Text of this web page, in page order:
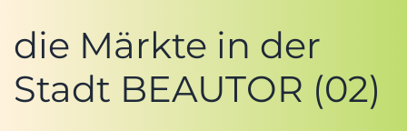
die Märkte in der
Stadt BEAUTOR (02)